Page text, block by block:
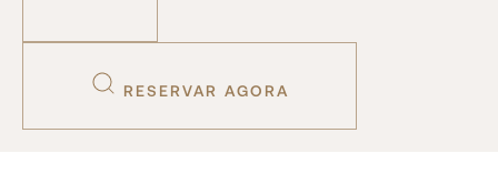
RESERVAR AGORA